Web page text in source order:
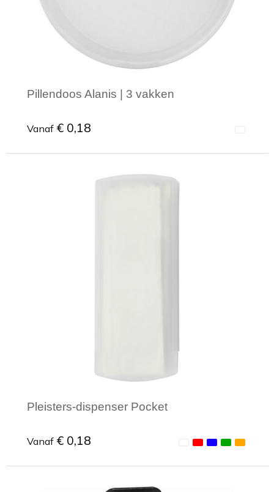
Pillendoos Alanis | 3 vakken
Vanaf € 0,18
Pleisters-dispenser Pocket
Vanaf € 0,18